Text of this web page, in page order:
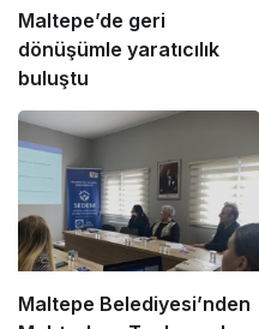
Maltepe’de geri
dönüşümle yaratıcılık
buluştu
Maltepe Belediyesi’nden